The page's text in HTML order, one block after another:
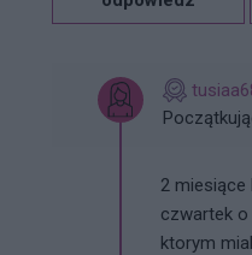
2 miesiące
czwartek
ktorym